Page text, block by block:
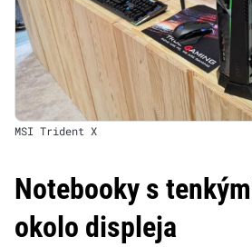
MSI Trident X
Notebooky s
okolo displeja